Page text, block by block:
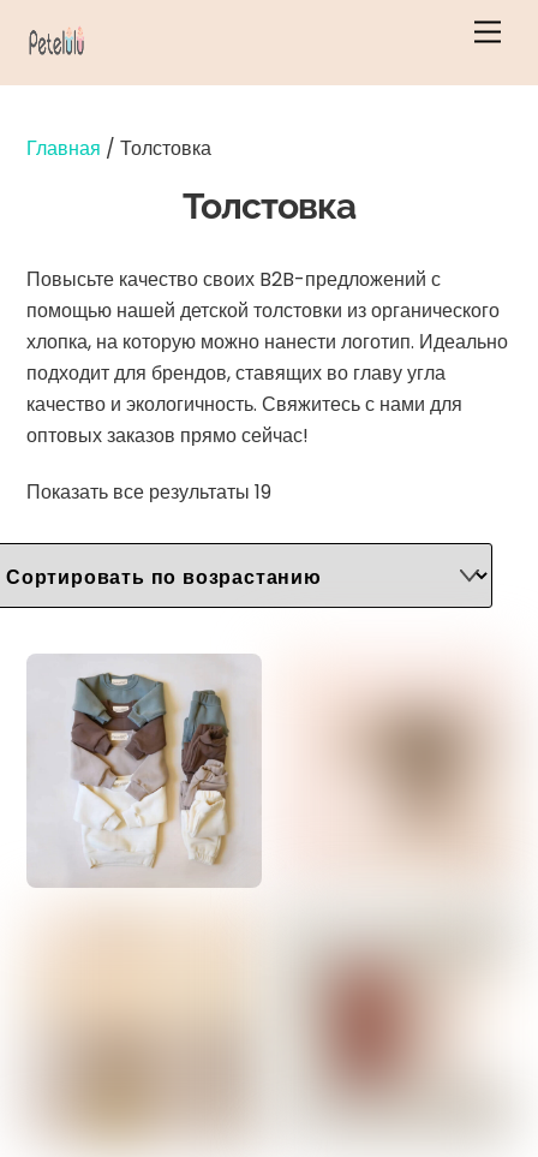
Главная / Толстовка
Толстовка
Повысьте качество своих B2B-предложений с
помощью нашей детской толстовки из органического
хлопка, на которую можно нанести логотип. Идеально
подходит для брендов, ставящих во главу угла
качество и экологичность. Свяжитесь с нами для
оптовых заказов прямо сейчас!
Показать все результаты 19Отсортировано
последнему